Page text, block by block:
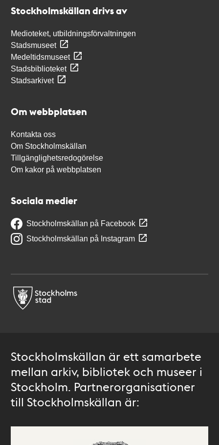
Stockholmskällan drivs av
Medioteket, utbildningsförvaltningen
Stadsmuseet
Medeltidsmuseet
Stadsbiblioteket
Stadsarkivet
Om webbplatsen
Kontakta oss
Om Stockholmskällan
Tillgänglighetsredogörelse
Om kakor på webbplatsen
Sociala medier
Stockholmskällan på Facebook
Stockholmskällan på Instagram
Stockholmskällan är ett samarbete
mellan arkiv, bibliotek och museer i
Stockholm. Partnerorganisationer
till Stockholmskällan är: